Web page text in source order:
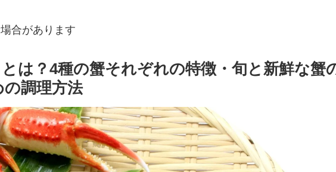
合があります
とは？4種の蟹それぞれの特徴・旬と新鮮な蟹
調理方法